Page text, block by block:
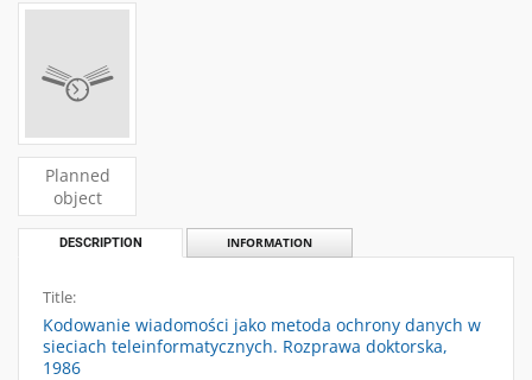
Planned
object
DESCRIPTION INFORMATION
Title:
Kodowanie wiadomości jako metoda ochrony danych w
sieciach teleinformatycznych. Rozprawa doktorska,
1986